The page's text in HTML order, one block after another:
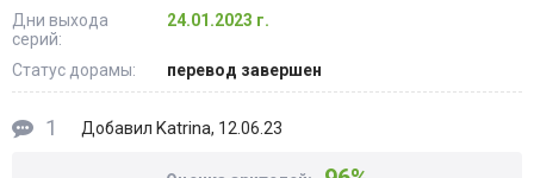
Дни выхода
серий:
24.01.2023 г.
Статус дорамы: перевод завершен
1 Добавил Katrina, 12.06.23